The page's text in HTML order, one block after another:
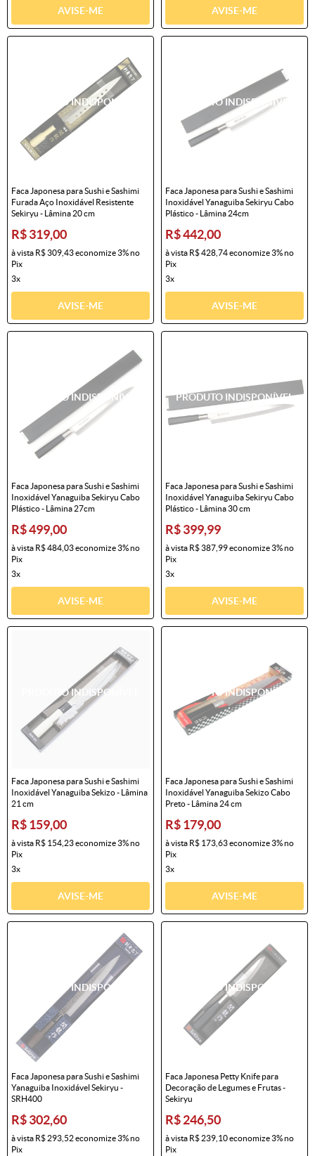
AVISE-ME AVISE-ME
Faca Japonesa para Sushi e Sashimi
Furada Aço Inoxidável Resistente
Sekiryu - Lâmina 20 cm
R$ 319,00
à vista R$ 309,43economize3%no
Pix
3x
AVISE-ME
Faca Japonesa para Sushi e Sashimi
Inoxidável Yanaguiba Sekiryu Cabo
Plástico - Lâmina 24cm
R$ 442,00
à vista R$ 428,74economize3%no
Pix
3x
AVISE-ME
Faca Japonesa para Sushi e Sashimi
Inoxidável Yanaguiba Sekiryu Cabo
Plástico - Lâmina 27cm
R$ 499,00
à vista R$ 484,03economize3%no
Pix
3x
AVISE-ME
Faca Japonesa para Sushi e Sashimi
Inoxidável Yanaguiba Sekiryu Cabo
Plástico - Lâmina 30 cm
R$ 399,99
à vista R$ 387,99economize3%no
Pix
3x
AVISE-ME
Faca Japonesa para Sushi e Sashimi
Inoxidável Yanaguiba Sekizo - Lâmina
21 cm
R$ 159,00
à vista R$ 154,23economize3%no
Pix
3x
AVISE-ME
Faca Japonesa para Sushi e Sashimi
Inoxidável Yanaguiba Sekizo Cabo
Preto - Lâmina 24 cm
R$ 179,00
à vista R$ 173,63economize3%no
Pix
3x
AVISE-ME
Faca Japonesa para Sushi e Sashimi
Yanaguiba Inoxidável Sekiryu -
SRH400
R$ 302,60
à vista R$ 293,52economize3%no
Pix
Faca Japonesa Petty Knife para
Decoração de Legumes e Frutas -
Sekiryu
R$ 246,50
à vista R$ 239,10economize3%no
Pix